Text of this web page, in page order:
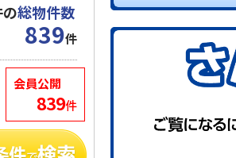
総物件数
839件
会員公開
839件